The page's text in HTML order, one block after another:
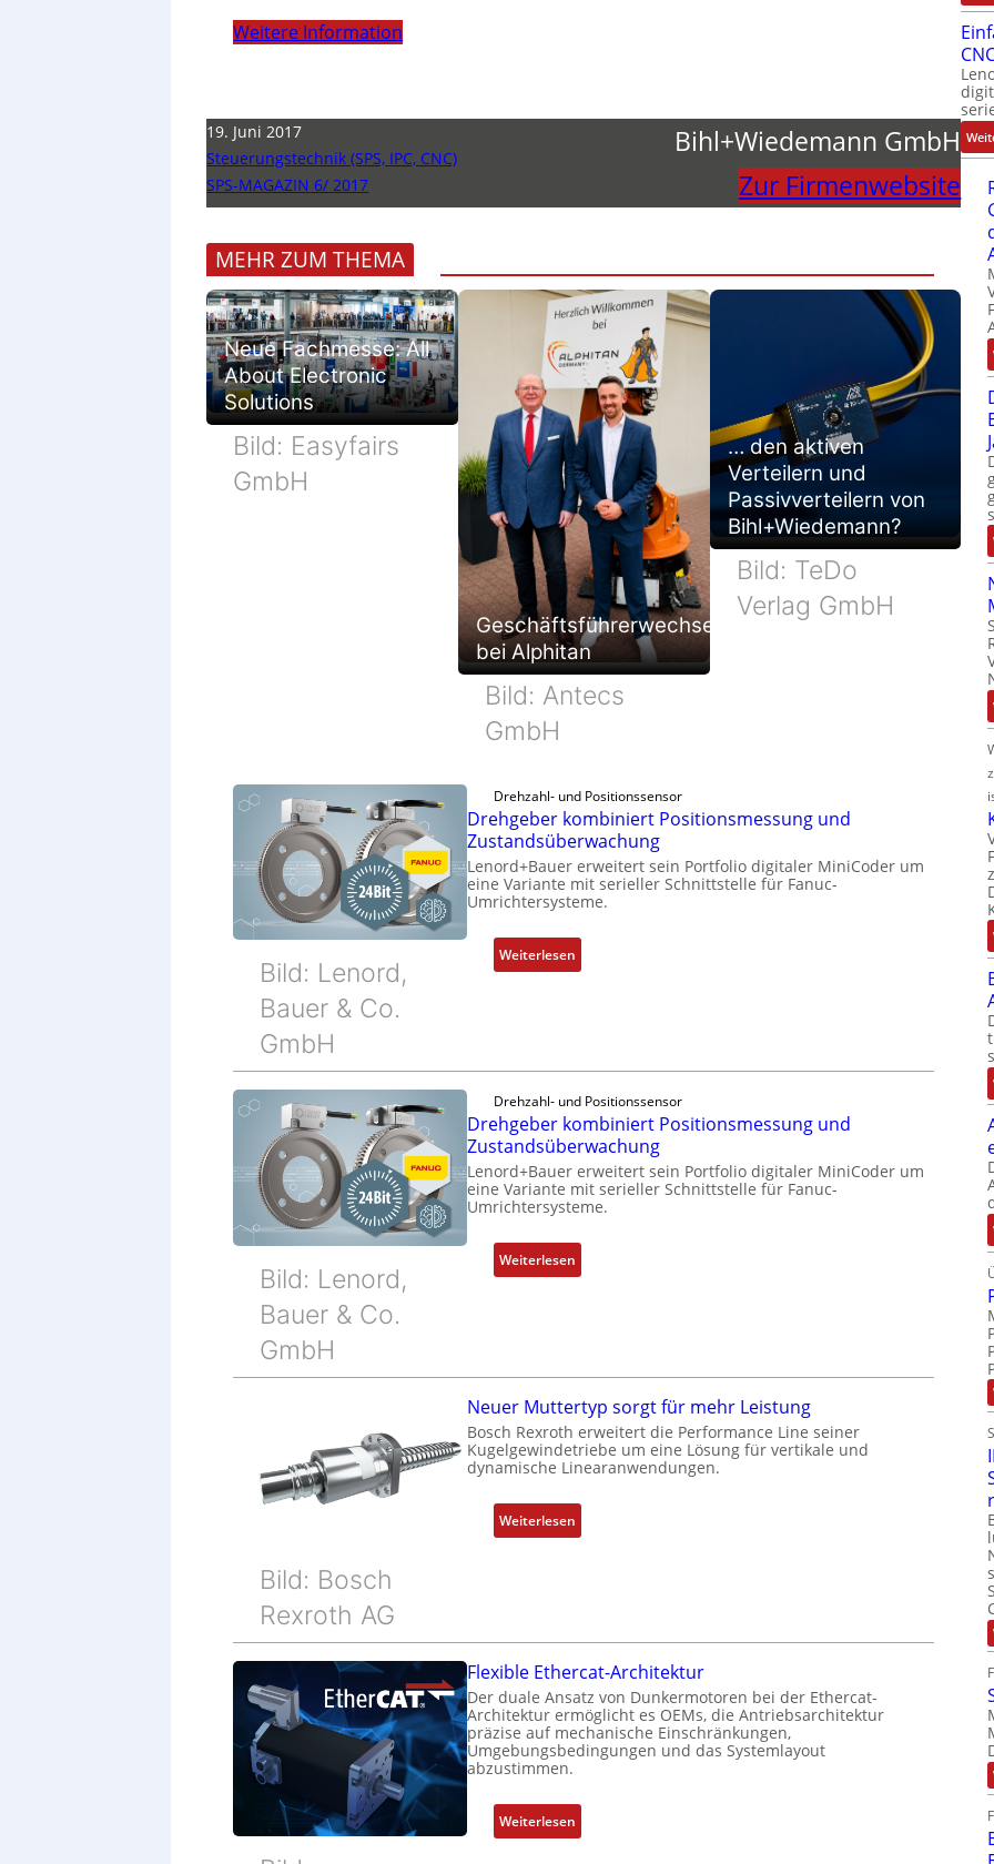
Weitere Information
19. Juni 2017
Steuerungstechnik (SPS, IPC, CNC)
SPS-MAGAZIN 6/ 2017
Bihl+Wiedemann GmbH
Zur Firmenwebsite
MEHR ZUM THEMA
Neue Fachmesse: All
About Electronic
Solutions
Bild: Easyfairs
GmbH
Geschäftsführerwechsel
bei Alphitan
Bild: Antecs
GmbH
… den aktiven
Verteilern und
Passivverteilern von
Bihl+Wiedemann?
Bild: TeDo
Verlag GmbH
Bild: Lenord,
Bauer & Co.
GmbH
Drehzahl- und Positionssensor
Drehgeber kombiniert Positionsmessung und
Zustandsüberwachung
Lenord+Bauer erweitert sein Portfolio digitaler MiniCoder um
eine Variante mit serieller Schnittstelle für Fanuc-
Umrichtersysteme.
Weiterlesen:
D
g
e
b
e
k
o
b
i
r
P
o
s
i
s
s
u
n
n
d
Bild: Lenord,
Bauer & Co.
GmbH
Drehzahl- und Positionssensor
Drehgeber kombiniert Positionsmessung und
Zustandsüberwachung
Lenord+Bauer erweitert sein Portfolio digitaler MiniCoder um
eine Variante mit serieller Schnittstelle für Fanuc-
Umrichtersysteme.
Weiterlesen:
D
g
e
r
o
m
r
t
P
o
t
i
Bild: Bosch
Rexroth AG
Neuer Muttertyp sorgt für mehr Leistung
Bosch Rexroth erweitert die Performance Line seiner
Kugelgewindetriebe um eine Lösung für vertikale und
dynamische Linearanwendungen.
Weiterlesen:
N
u
t
t
e
y
Flexible Ethercat-Architektur
Der duale Ansatz von Dunkermotoren bei der Ethercat-
Architektur ermöglicht es OEMs, die Antriebsarchitektur
präzise auf mechanische Einschränkungen,
Umgebungsbedingungen und das Systemlayout
abzustimmen.
Weiterlesen:
F